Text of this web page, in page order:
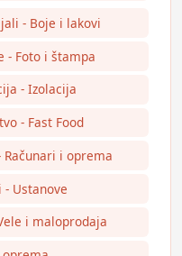
- Boje i lakovi
- Foto i štampa
- Izolacija
- Fast Food
i oprema
Ustanove
i maloprodaja